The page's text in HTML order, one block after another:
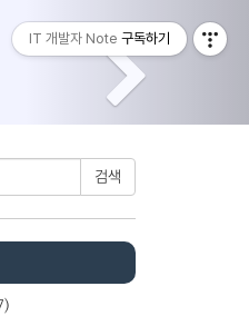
Tistory
검색
IT 개발자 Note 구독하기